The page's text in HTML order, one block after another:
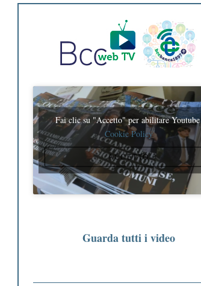
Fai clic su "Accetto" per abilitare Youtube
Cookie Policy
ACCETTO
Guarda tutti i video